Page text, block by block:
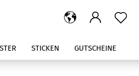
STICKEN GUTSCHEINE